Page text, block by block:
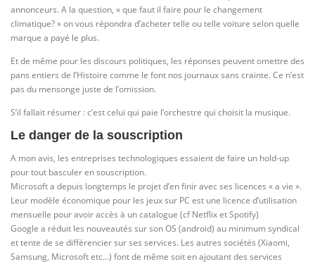
annonceurs. A la question, « que faut il faire pour le changement
climatique? » on vous répondra d’acheter telle ou telle voiture selon quelle
marque a payé le plus.
Et de même pour les discours politiques, les réponses peuvent omettre des
pans entiers de l’Histoire comme le font nos journaux sans crainte. Ce n’est
pas du mensonge juste de l’omission.
S’il fallait résumer : c’est celui qui paie l’orchestre qui choisit la musique.
Le danger de la souscription
A mon avis, les entreprises technologiques essaient de faire un hold-up
pour tout basculer en souscription.
Microsoft a depuis longtemps le projet d’en finir avec ses licences « a vie ».
Leur modèle économique pour les jeux sur PC est une licence d’utilisation
mensuelle pour avoir accès à un catalogue (cf Netflix et Spotify)
Google a réduit les nouveautés sur son OS (android) au minimum syndical
et tente de se différencier sur ses services. Les autres sociétés (Xiaomi,
Samsung, Microsoft etc…) font de même soit en ajoutant des services